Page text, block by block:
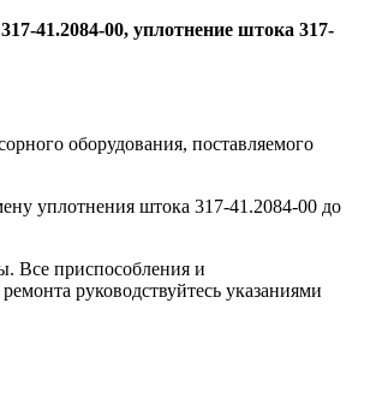
41.2084-00, уплотнение штока 317-
оборудования, поставляемого
уплотнения штока 317-41.2084-00 до
Все приспособления и
руководствуйтесь указаниями